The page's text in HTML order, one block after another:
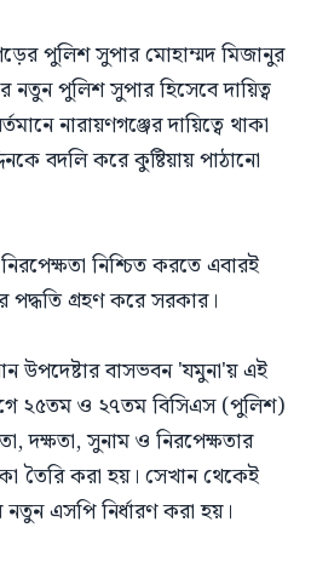
পুলিশ সুপার মোহাম্মদ মিজানুর
নতুন পুলিশ সুপার হিসেবে দায়িত্ব
নারায়ণগঞ্জের দায়িত্বে থাকা
বদলি করে কুষ্টিয়ায় পাঠানো
নিরপেক্ষতা নিশ্চিত করতে এবারই
পদ্ধতি গ্রহণ করে সরকার।
উপদেষ্টার বাসভবন 'যমুনা'য় এই
২৫তম ও ২৭তম বিসিএস (পুলিশ)
দক্ষতা, সুনাম ও নিরপেক্ষতার
তৈরি করা হয়। সেখান থেকেই
এসপি নির্ধারণ করা হয়।